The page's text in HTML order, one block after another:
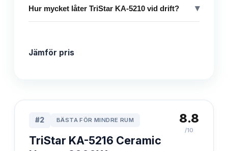
Hur mycket låter TriStar KA-5210 vid drift? ▾
Jämför pris
#2 BÄSTA FÖR MINDRE RUM
TriStar KA-5216 Ceramic
8.8
/10